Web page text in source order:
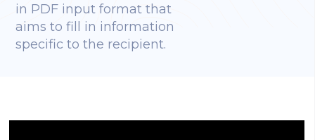
in PDF input format that
aims to fill in information
specific to the recipient.